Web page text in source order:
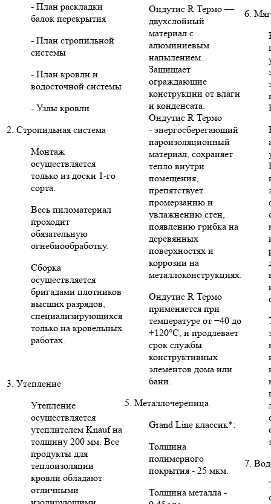
- План раскладки
балок перекрытия
- План стропильной
системы
- План кровли и
водосточной системы
- Узлы кровли
2. Стропильная система
Монтаж
осуществляется
только из доски 1-го
сорта.
Весь пиломатериал
проходит
обязательную
огнебиообработку.
Сборка
осуществляется
бригадами плотников
высших разрядов,
специализирующихся
только на кровельных
работах.
3. Утепление
Утепление
осуществляется
утеплителем Knauf на
толщину 200 мм. Все
продукты для
теплоизоляции
кровли обладают
отличными
Ондутис R Термо —
двухслойный
материал с
алюминиевым
напылением.
Защищает
ограждающие
конструкции от влаги
и конденсата.
Ондутис R Термо
- энергосберегающий
пароизоляционный
материал, сохраняет
тепло внутри
помещения,
препятствует
промерзанию и
увлажнению стен,
появлению грибка на
деревянных
поверхностях и
коррозии на
металлоконструкциях.
Ондутис R Термо
применяется при
температуре от −40 до
+120°C, и продлевает
срок службы
конструктивных
элементов дома или
бани.
5. Металлочерепица
Grand Line классик*:
Толщина
полимерного
покрытия - 25 мкм.
Толщина металла -
6.
7.